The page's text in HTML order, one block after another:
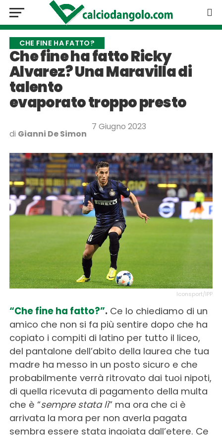
CHE FINE HA FATTO?
Che fine ha fatto Ricky
Alvarez? Una Maravilla di
talento
evaporato troppo presto
di Gianni De Simon
7 Giugno 2023
Iconsport/IPP
“Che fine ha fatto?”. Ce lo chiediamo di un
amico che non si fa più sentire dopo che ha
copiato i compiti di latino per tutto il liceo,
del pantalone dell’abito della laurea che tua
madre ha messo in un posto sicuro e che
probabilmente verrà ritrovato dai tuoi nipoti,
di quella ricevuta di pagamento della multa
che è “sempre stata lì” ma ora che ci è
arrivata la mora per non averla pagata
sembra essere stata ingoiata dall’etere. Ce